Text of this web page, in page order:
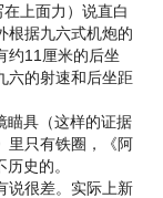
上面力） 说直白
根据九六式机炮的
约11厘米的后坐
六的射速和后坐距
具（这样的证据
里只有铁圈，《阿
史的。
很差。实际上新